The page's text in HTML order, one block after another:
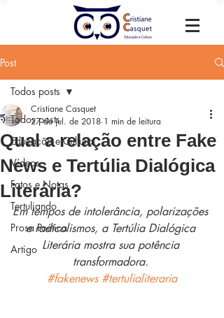
Post
Todos posts
Educação e Cultura
Vídeos
Fatos e Notas
Tertuliando
Prosa Poética
Artigo
Todos posts
Qual a relação entre Fake
News e Tertúlia Dialógica
Literária?
Cristiane Casquet
27 de jul. de 2018 1 min de leitura
Em tempos de intolerância, polarizações
e radicalismos, a Tertúlia Dialógica
Literária mostra sua potência
transformadora.
#fakenews #tertulialiteraria